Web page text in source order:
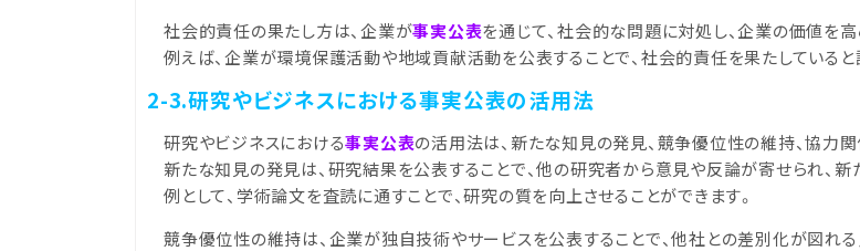
社会的責任の果たし方は、企業が事実公表を通じて、社会的な問題に対処し、企業の価値を高
例えば、企業が環境保護活動や地域貢献活動を公表することで、社会的責任を果たしていると
2-3.研究やビジネスにおける事実公表の活用法
研究やビジネスにおける事実公表の活用法は、新たな知見の発見、競争優位性の維持、協力
新たな知見の発見は、研究結果を公表することで、他の研究者から意見や反論が寄せられ、新
例として、学術論文を査読に通すことで、研究の質を向上させることができます。
競争優位性の維持は、企業が独自技術やサービスを公表することで、他社との差別化が図れる